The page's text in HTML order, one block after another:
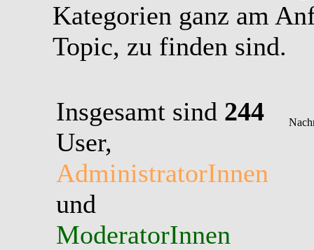
Kategorien ganz am
Topic, zu finden sind.
Insgesamt sind 244
User,
AdministratorInnen
und
ModeratorInnen